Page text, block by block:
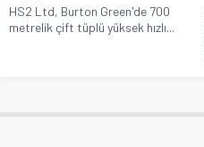
HS2 Ltd, Burton Green'de 700
metrelik çift tüplü yüksek hızlı...